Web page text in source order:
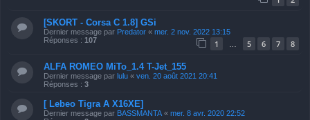
[SKORT - Corsa C 1.8] GSi
Dernier message par Predator « mer. 2 nov. 2022 13:15
Réponses : 107 1 5 6 7 8
ALFA ROMEO MiTo_1.4 T-Jet_155
Dernier message par lulu « ven. 20 août 2021 20:41
Réponses : 3
[ Lebeo Tigra A X16XE]
Dernier message par BASSMANTA « mer. 8 avr. 2020 22:52